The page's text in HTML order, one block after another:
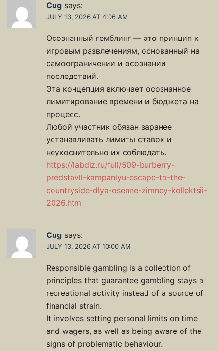
Cug says:
JULY 13, 2026 AT 4:06 AM
Осознанный гемблинг — это принцип к
игровым развлечениям, основанный на
самоограничении и осознании
последствий.
Эта концепция включает осознанное
лимитирование времени и бюджета на
процесс.
Любой участник обязан заранее
устанавливать лимиты ставок и
неукоснительно их соблюдать.
https://labdiz.ru/full/509-burberry-
predstavil-kampaniyu-escape-to-the-
countryside-dlya-osenne-zimney-kollektsii-
2026.htm
Cug says:
JULY 13, 2026 AT 10:00 AM
Responsible gambling is a collection of
principles that guarantee gambling stays a
recreational activity instead of a source of
financial strain.
It involves setting personal limits on time
and wagers, as well as being aware of the
signs of problematic behaviour.